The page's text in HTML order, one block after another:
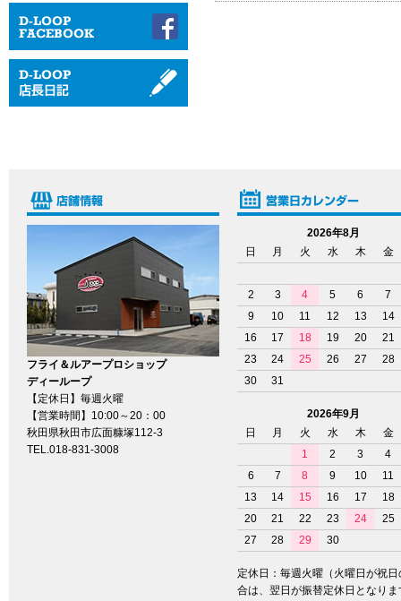
フライ＆ルアープロショップ
ディーループ
【定休日】毎週火曜
【営業時間】10:00～20：00
秋田県秋田市広面糠塚112-3
TEL.018-831-3008
2026年8月
日
月 火 水 木 金
2 3 4 5 6
7
9
10 11 12 13
14
16
17 18 19 20
21
23
24 25 26 27
28
30
31
2026年9月
日
月 火 水 木
金
1
2 3
4
6
7 8 9 10
11
13
14 15 16 17
18
20
21 22 23 24
25
27
28 29 30
定休日：毎週火曜（火曜日が祝日
合は、翌日が振替定休日となりま